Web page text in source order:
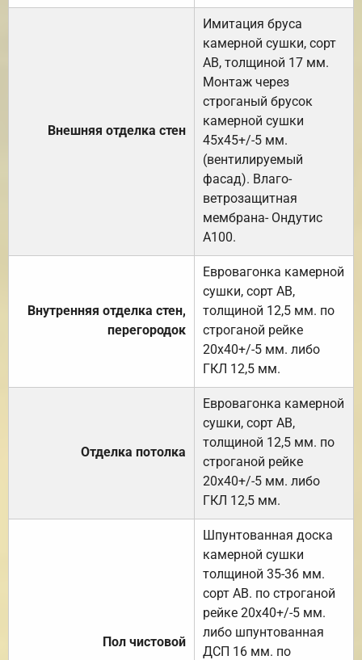
Внешняя отделка стен
Имитация бруса
камерной сушки, сорт
АВ, толщиной 17 мм.
Монтаж через
строганый брусок
камерной сушки
45х45+/-5 мм.
(вентилируемый
фасад). Влаго-
ветрозащитная
мембрана- Ондутис
А100.
Внутренняя отделка стен,
перегородок
Евровагонка камерной
сушки, сорт АВ,
толщиной 12,5 мм. по
строганой рейке
20х40+/-5 мм. либо
ГКЛ 12,5 мм.
Отделка потолка
Евровагонка камерной
сушки, сорт АВ,
толщиной 12,5 мм. по
строганой рейке
20х40+/-5 мм. либо
ГКЛ 12,5 мм.
Пол чистовой
Шпунтованная доска
камерной сушки
толщиной 35-36 мм.
сорт АВ. по строганой
рейке 20х40+/-5 мм.
либо шпунтованная
ДСП 16 мм. по